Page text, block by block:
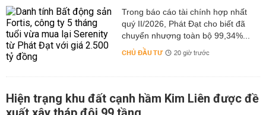
Trong báo cáo tài chính hợp nhất
quý II/2026, Phát Đạt cho biết đã
chuyển nhượng toàn bộ 99,34%...
CHỦ ĐẦU TƯ 20 giờ trước
Hiện trạng khu đất cạnh hầm Kim Liên được đề